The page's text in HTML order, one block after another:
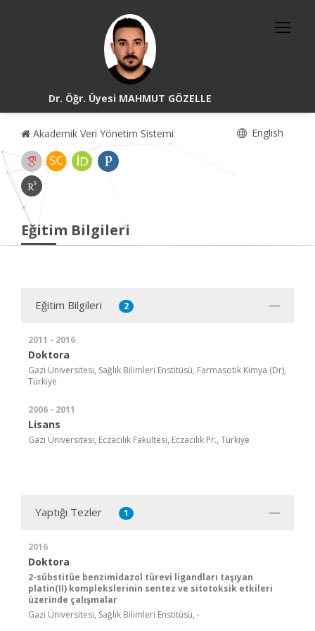
Dr. Öğr. Üyesi MAHMUT GÖZELLE
Akademik Veri Yönetim Sistemi English
Eğitim Bilgileri
Eğitim Bilgileri 2
2011 - 2016
Doktora
Gazi Üniversitesi, Sağlık Bilimleri Enstitüsü, Farmasotik Kimya (Dr),
Türkiye
2006 - 2011
Lisans
Gazi Üniversitesi, Eczacılık Fakültesi, Eczacılık Pr., Türkiye
Yaptığı Tezler 1
2016
Doktora
2-sübstitüe benzimidazol türevi ligandları taşıyan
platin(II) komplekslerinin sentez ve sitotoksik etkileri
üzerinde çalışmalar
Gazi Üniversitesi, Sağlık Bilimleri Enstitüsü, -